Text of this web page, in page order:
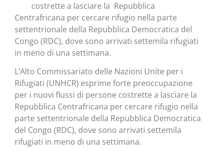
costrette a lasciare la Repubblica
Centrafricana per cercare rifugio nella parte
settentrionale della Repubblica Democratica del
Congo (RDC), dove sono arrivati settemila rifugiati
in meno di una settimana.
L’Alto Commissariato delle Nazioni Unite per i
Rifugiati (UNHCR) esprime forte preoccupazione
per i nuovi flussi di persone costrette a lasciare la
Repubblica Centrafricana per cercare rifugio nella
parte settentrionale della Repubblica Democratica
del Congo (RDC), dove sono arrivati settemila
rifugiati in meno di una settimana.